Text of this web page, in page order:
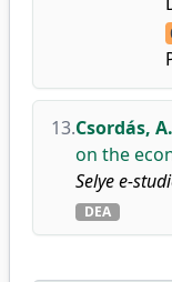
13.Csordás, A.
on the
Selye e-
DEA